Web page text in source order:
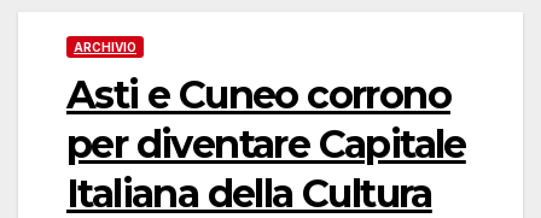
ARCHIVIO
Asti e Cuneo corrono
per diventare Capitale
Italiana della Cultura